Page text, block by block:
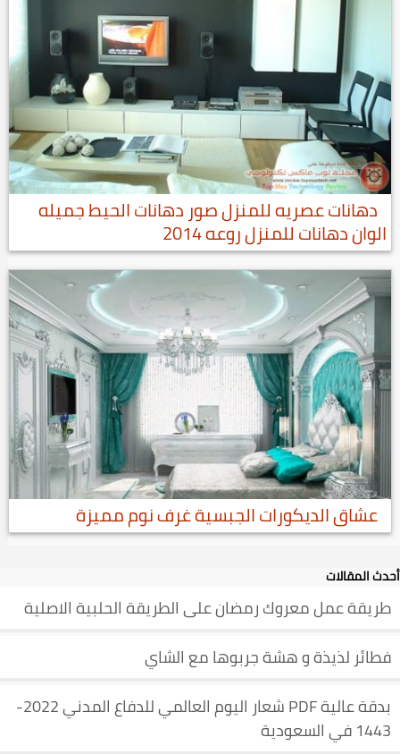
دهانات عصريه للمنزل صور دهانات الحيط جميله
الوان دهانات للمنزل روعه 2014
عشاق الديكورات الجبسية غرف نوم مميزة
أحدث المقالات
طريقة عمل معروك رمضان على الطريقة الحلبية الاصلية
فطائر لذيذة و هشة جربوها مع الشاي
بدقة عالية PDF شعار اليوم العالمي للدفاع المدني 2022-
1443 في السعودية